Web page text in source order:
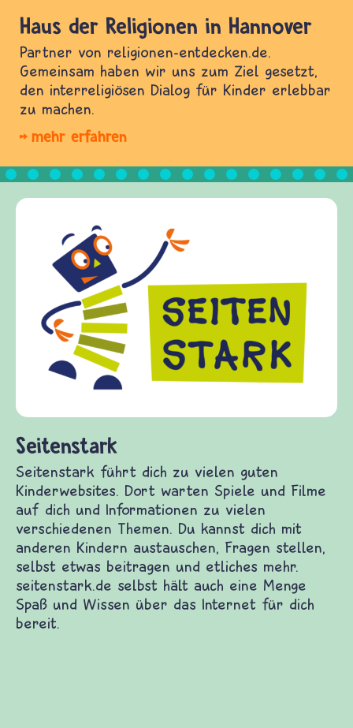
Haus der Religionen in Hannover
Partner von religionen-entdecken.de.
Gemeinsam haben wir uns zum Ziel gesetzt,
den interreligiösen Dialog für Kinder erlebbar
zu machen.
mehr erfahren
Dort warten Spiele und Filme auf
Themen. Du kannst dich mit anderen
etwas beitragen und etliches mehr.
Frieden Fragen
frieden-fragen.de ist ein Internet-Angebot
Kinder, Eltern und ErzieherInnen das zu
Fragen von Krieg und Frieden, Streit und
Gewalt informiert und einen Austausch zu
diesem Themenbereich ermöglicht. frieden-
fragen.de bietet Antworten auf wichtige
und Frieden, Streit und Gewalt.